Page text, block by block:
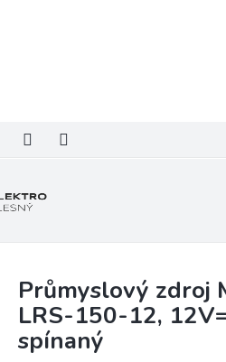
Průmyslový zdroj
LRS-150-12,
spínaný